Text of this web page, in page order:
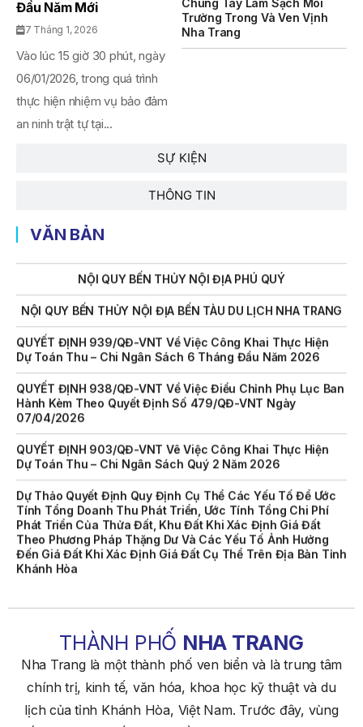
SỰ KIỆN
THÔNG TIN
Đầu Năm Mới
7 Tháng 1, 2026
Vào lúc 15 giờ 30 phút, ngày
06/01/2026, trong quá trình
thực hiện nhiệm vụ bảo đảm
an ninh trật tự tại...
Chung Tay Làm Sạch Môi
Trường Trong Và Ven Vịnh
Nha Trang
VĂN BẢN
THÔNG BÁO Số 707/TB-VNT: Kết Quả Lựa Chọn Đơn Vị Tổ
Chức Đấu Giá Tài Sản Đối Với Mô Tô Nước Cứu Hộ VNT 01
Biển Số KH-0834
Chức Đấu Giá Tài Sản Đối Với Ca Nô 200CV VNT 02 Biển
Số KH-0387
THÔNG BÁO Số 659/TB-VNT Năm 2026 V/v Đính Chính
Thông Báo Số 641/TB-VNT Ngày 18/05/2026 Của Ban
NỘI QUY BẾN THỦY NỘI ĐỊA HÒN MUN
NỘI QUY BẾN THỦY NỘI ĐỊA PHÚ QUÝ
NỘI QUY BẾN THỦY NỘI ĐỊA BẾN TÀU DU LỊCH NHA TRANG
QUYẾT ĐỊNH 939/QĐ-VNT Về Việc Công Khai Thực Hiện
Dự Toán Thu – Chi Ngân Sách 6 Tháng Đầu Năm 2026
QUYẾT ĐỊNH 938/QĐ-VNT Về Việc Điều Chỉnh Phụ Lục Ban
Hành Kèm Theo Quyết Định Số 479/QĐ-VNT Ngày
07/04/2026
QUYẾT ĐỊNH 903/QĐ-VNT Vê Việc Công Khai Thực Hiện
Dự Toán Thu – Chi Ngân Sách Quý 2 Năm 2026
Dự Thảo Quyết Định Quy Định Cụ Thể Các Yếu Tố Để Ước
Tính Tổng Doanh Thu Phát Triển, Ước Tính Tổng Chi Phí
Phát Triển Của Thửa Đất, Khu Đất Khi Xác Định Giá Đất
Theo Phương Pháp Thặng Dư Và Các Yếu Tố Ảnh Hưởng
Đến Giá Đất Khi Xác Định Giá Đất Cụ Thể Trên Địa Bàn Tỉnh
Khánh Hòa
Biển Số KH-0834
THÔNG BÁO Số 706/TB-VNT: Kết Quả Lựa Chọn Đơn Vị Tổ
Chức Đấu Giá Tài Sản Đối Với Ca Nô 200CV VNT 02 Biển
Số KH-0387
THÔNG BÁO Số 659/TB-VNT Năm 2026 V/v Đính Chính
Thông Báo Số 641/TB-VNT Ngày 18/05/2026 Của Ban
THÀNH PHỐ NHA TRANG
Nha Trang là một thành phố ven biển và là trung tâm
chính trị, kinh tế, văn hóa, khoa học kỹ thuật và du
lịch của tỉnh Khánh Hòa, Việt Nam. Trước đây, vùng